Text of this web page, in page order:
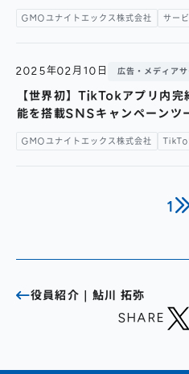
常料金から最大120万円お得
GMOユナイトエックス株式会社 サー
2025年02月10日 広告・メディア
【世界初】TikTokアプリ内
能を搭載SNSキャンペーン
サヒ飲料、アース製薬が本ツ
GMOユナイトエックス株式会社
1
役員紹介｜鮎川 拓弥
SHARE